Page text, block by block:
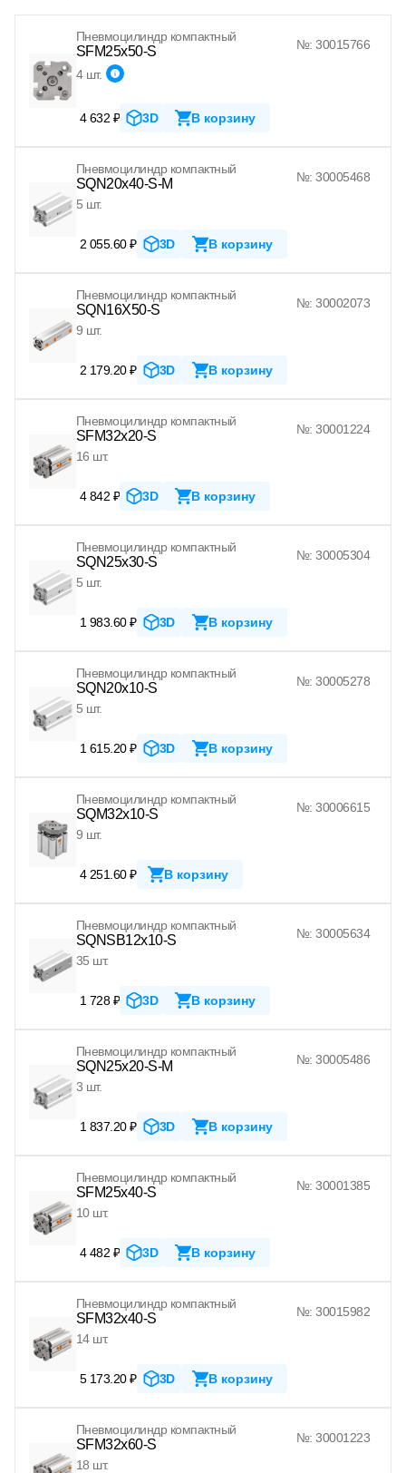
Пневмоцилиндр компактный
SFM25x50-S №: 30015766
4 шт.
4 632 ₽ 3D В корзину
Пневмоцилиндр компактный
SQN20x40-S-M
№: 30005468
5 шт.
2 055.60 ₽ 3D В корзину
Пневмоцилиндр компактный
SQN16X50-S
№: 30002073
9 шт.
2 179.20 ₽ 3D В корзину
Пневмоцилиндр компактный
SFM32x20-S
№: 30001224
16 шт.
4 842 ₽ 3D В корзину
Пневмоцилиндр компактный
SQN25x30-S
№: 30005304
5 шт.
1 983.60 ₽ 3D В корзину
Пневмоцилиндр компактный
SQN20x10-S
№: 30005278
5 шт.
1 615.20 ₽ 3D В корзину
Пневмоцилиндр компактный
SQM32x10-S
№: 30006615
9 шт.
4 251.60 ₽ В корзину
Пневмоцилиндр компактный
SQNSB12x10-S
№: 30005634
35 шт.
1 728 ₽ 3D В корзину
Пневмоцилиндр компактный
SQN25x20-S-M
№: 30005486
3 шт.
1 837.20 ₽ 3D В корзину
Пневмоцилиндр компактный
SFM25x40-S
№: 30001385
10 шт.
4 482 ₽ 3D В корзину
Пневмоцилиндр компактный
SFM32x40-S
№: 30015982
14 шт.
5 173.20 ₽ 3D В корзину
Пневмоцилиндр компактный
SFM32x60-S
№: 30001223
18 шт.